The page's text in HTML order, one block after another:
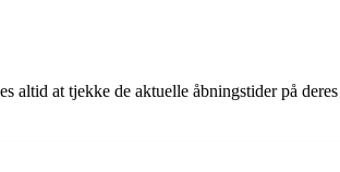
altid at tjekke de aktuelle åbningstider på